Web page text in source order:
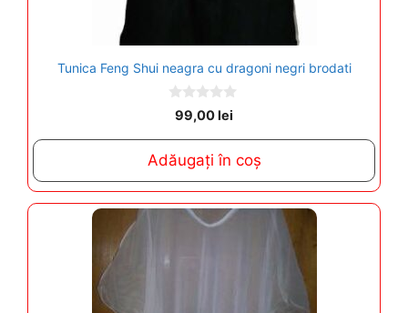
Tunica Feng Shui neagra cu dragoni negri brodati
0
o
5
99,00lei
Adăugați în coș